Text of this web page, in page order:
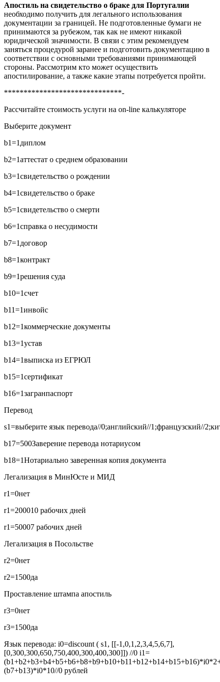
Апостиль на свидетельство о браке для Португалии
необходимо получить для легального использования
документации за границей. Не подготовленные бумаги не
принимаются за рубежом, так как не имеют никакой
юридической значимости. В связи с этим рекомендуем
заняться процедурой заранее и подготовить документацию в
соответствии с основными требованиями принимающей
стороны. Рассмотрим кто может осуществить
апостилирование, а также какие этапы потребуется пройти.
******************************-
Рассчитайте стоимость услуги на on-line калькуляторе
Выберите документ
b1=1 диплом
b2=1аттестат о среднем образовании
b3=1свидетельство о рождении
b4=1свидетельство о браке
b5=1свидетельство о смерти
b6=1справка о несудимости
b7=1 договор
b8=1контракт
b9=1решения суда
b10=1счет
b11=1инвойс
b12=1коммерческие документы
b13=1устав
b14=1выписка из ЕГРЮЛ
b15=1сертификат
b16=1загранпаспорт
Перевод
s1=выберите язык перевода//0;английский//1;французский//
b17=500Заверение перевода нотариусом
b18=1Нотариально заверенная копия документа
Легализация в МинЮсте и МИД
r1=0нет
r1=200010 рабочих дней
r1=50007 рабочих дней
Легализация в Посольстве
r2=0нет
r2=1500да
Проставление штампа апостиль
r3=0нет
r3=1500да
Язык перевода: i0=discount ( s1, [[-1,0,1,2,3,4,5,6,7],
[0,300,300,650,750,400,300,400,300]]) //0 i1=
(b7+b13)*i0*10//0 рублей